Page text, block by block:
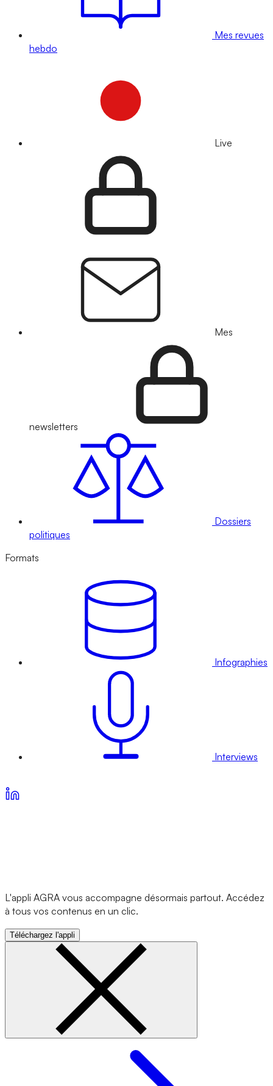
Mes revues
hebdo
Live
Mes
newsletters
Dossiers
politiques
Formats
Infographies
Interviews
L'appli AGRA vous accompagne désormais partout. Accédez
à tous vos contenus en un clic.
Téléchargez l'appli